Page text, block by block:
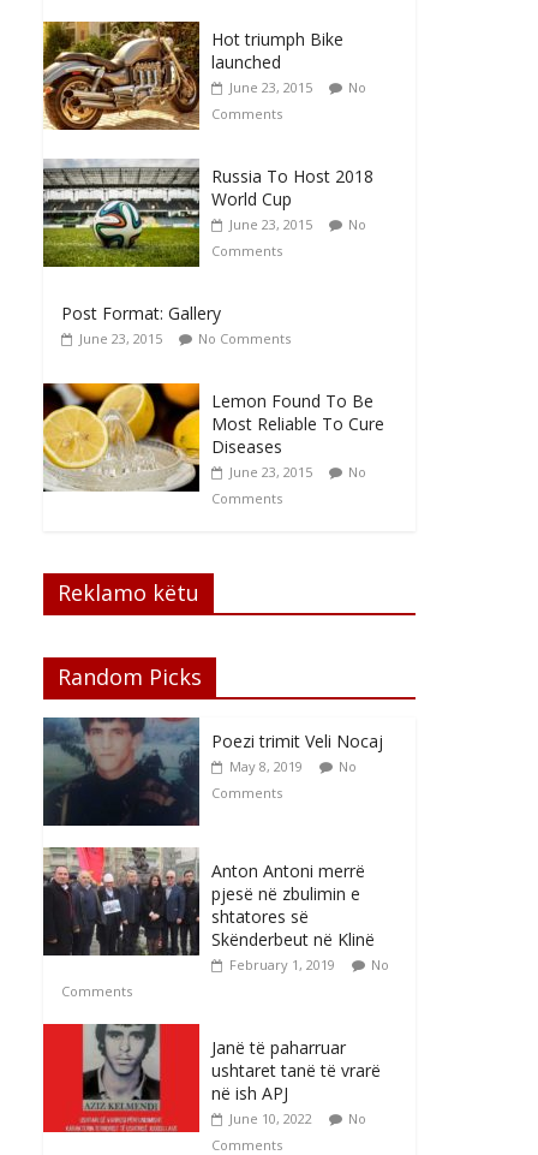
Hot triumph Bike
launched
June 23, 2015
No
Comments
Russia To Host 2018
World Cup
June 23, 2015
No
Comments
Post Format: Gallery
June 23, 2015 No Comments
Lemon Found To Be
Most Reliable To Cure
Diseases
June 23, 2015
No
Comments
Reklamo këtu
Random Picks
Poezi trimit Veli Nocaj
May 8, 2019
No
Comments
Anton Antoni merrë
pjesë në zbulimin e
shtatores së
Skënderbeut në Klinë
February 1, 2019
No
Comments
Janë të paharruar
ushtaret tanë të vrarë
në ish APJ
June 10, 2022
No
Comments